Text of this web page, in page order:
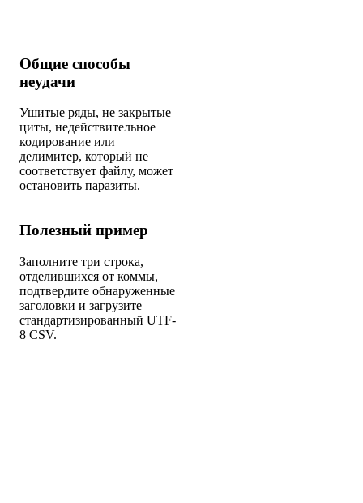
Общие способы
неудачи
Ушитые ряды, не закрытые
циты, недействительное
кодирование или
делимитер, который не
соответствует файлу, может
остановить паразиты.
Полезный пример
Заполните три строка,
отделившихся от коммы,
подтвердите обнаруженные
заголовки и загрузите
стандартизированный UTF-
8 CSV.